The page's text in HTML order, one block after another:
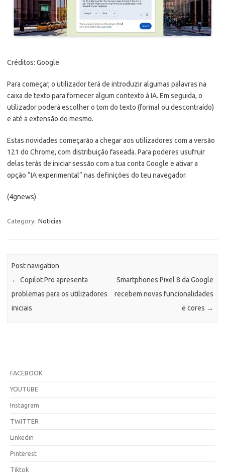
Créditos: Google
Para começar, o utilizador terá de introduzir algumas palavras na
caixa de texto para fornecer algum contexto à IA. Em seguida, o
utilizador poderá escolher o tom do texto (formal ou descontraído)
e até a extensão do mesmo.
Estas novidades começarão a chegar aos utilizadores com a versão
121 do Chrome, com distribuição faseada. Para poderes usufruir
delas terás de iniciar sessão com a tua conta Google e ativar a
opção “IA experimental” nas definições do teu navegador.
(4gnews)
Category: Noticias
Post navigation
← Copilot Pro apresenta
problemas para os utilizadores
iniciais
Smartphones Pixel 8 da Google
recebem novas funcionalidades
e cores →
FACEBOOK
YOUTUBE
Instagram
TWITTER
Linkedin
Pinterest
Tiktok